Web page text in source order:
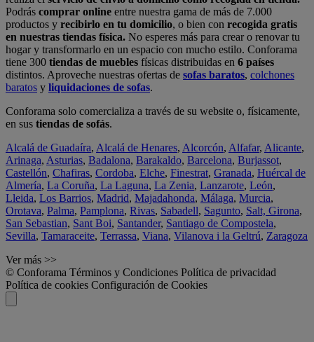
Podrás comprar online entre nuestra gama de más de 7.000
productos y recibirlo en tu domicilio, o bien con recogida gratis
en nuestras tiendas física. No esperes más para crear o renovar tu
hogar y transformarlo en un espacio con mucho estilo. Conforama
tiene 300 tiendas de muebles físicas distribuidas en 6 países
distintos. Aproveche nuestras ofertas de sofas baratos, colchones
baratos y liquidaciones de sofas.
Conforama solo comercializa a través de su website o, físicamente,
en sus tiendas de sofás.
Alcalá de Guadaíra, Alcalá de Henares, Alcorcón, Alfafar, Alicante,
Arinaga, Asturias, Badalona, Barakaldo, Barcelona, Burjassot,
Castellón, Chafiras, Cordoba, Elche, Finestrat, Granada, Huércal de
Almería, La Coruña, La Laguna, La Zenia, Lanzarote, León,
Lleida, Los Barrios, Madrid, Majadahonda, Málaga, Murcia,
Orotava, Palma, Pamplona, Rivas, Sabadell, Sagunto, Salt, Girona,
San Sebastian, Sant Boi, Santander, Santiago de Compostela,
Sevilla, Tamaraceite, Terrassa, Viana, Vilanova i la Geltrú, Zaragoza
Ver más >>
© Conforama Términos y Condiciones Política de privacidad
Política de cookies Configuración de Cookies